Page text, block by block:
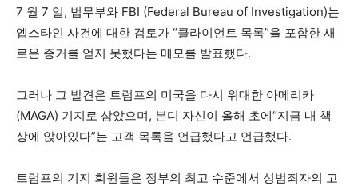
7 월 7 일, 법무부와 FBI (Federal Bureau of Investigation)는
엡스타인 사건에 대한 검토가 “클라이언트 목록”을 포함한 새
로운 증거를 얻지 못했다는 메모를 발표했다.
그러나 그 발견은 트럼프의 미국을 다시 위대한 아메리카
(MAGA) 기지로 삼았으며, 본디 자신이 올해 초에“지금 내 책
상에 앉아있다”는 고객 목록을 언급했다고 언급했다.
트럼프의 기지 회원들은 정부의 최고 수준에서 성범죄자의 고